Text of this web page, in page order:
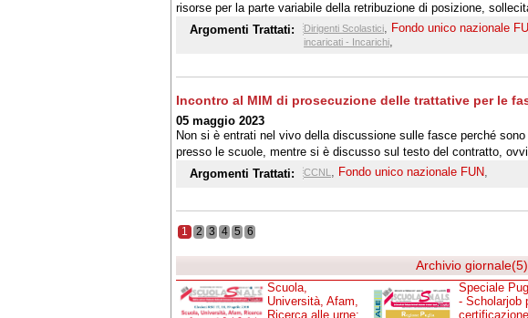
risorse per la parte variabile della retribuzione di posizione,
somme con finanziamenti aggiuntivi
Argomenti Trattati: Dirigenti Scolastici, Fondo unico nazionale
incaricati - Incarichi,
Incontro al MIM di prosecuzione delle trattative per le
05 maggio 2023
Non si è entrati nel vivo della discussione sulle fasce perché
presso le scuole, mentre si è discusso sul testo del contratto,
nuova proposta di ripartizione in fasce
Argomenti Trattati: CCNL , Fondo unico nazionale FUN,
1 2 3 4 5 6
Archivio giornale(5)
Scuola,
Università, Afam,
Ricerca alle urne:
Speciale
- Scholarjob
certificazione